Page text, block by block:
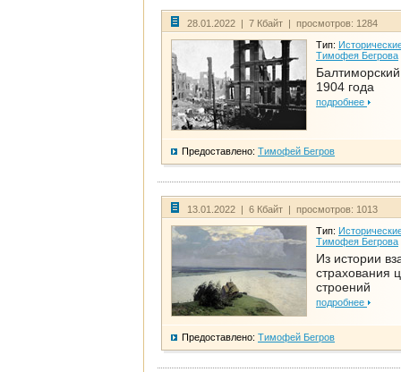
28.01.2022 | 7 Кбайт | просмотров: 1284
Тип:
Тимофея Бегрова
1904 года
подробнее
Предоставлено: Тимофей Бегров
13.01.2022 | 6 Кбайт | просмотров: 1013
Тип:
Тимофея Бегрова
Из истории
страхования
строений
подробнее
Предоставлено: Тимофей Бегров